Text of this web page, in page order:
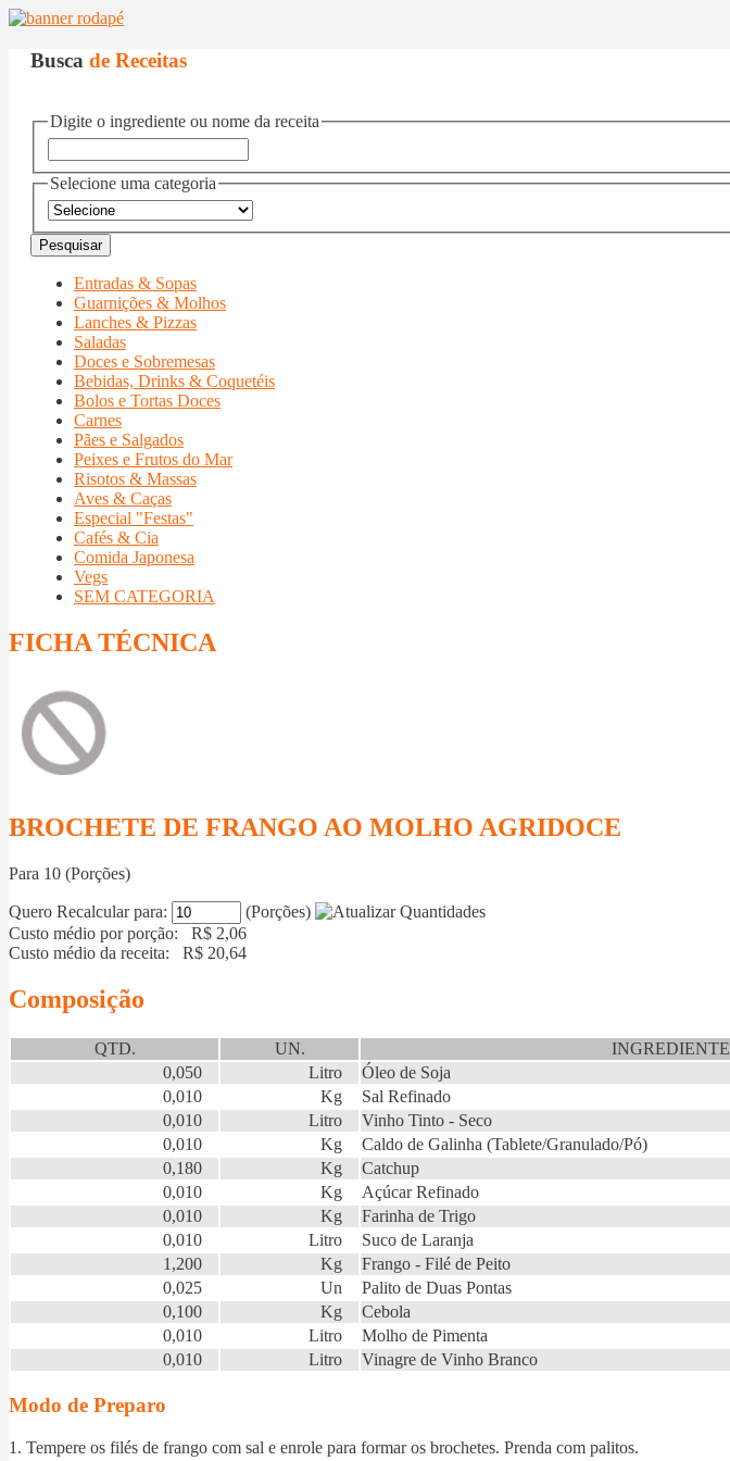
Busca de Receitas
Digite o ingrediente ou nome da receita
Selecione uma categoria
Entradas & Sopas
Guarnições & Molhos
Lanches & Pizzas
Saladas
Doces e Sobremesas
Bebidas, Drinks & Coquetéis
Bolos e Tortas Doces
Carnes
Pães e Salgados
Peixes e Frutos do Mar
Risotos & Massas
Aves & Caças
Especial "Festas"
Cafés & Cia
Comida Japonesa
Vegs
SEM CATEGORIA
FICHA TÉCNICA
BROCHETE DE FRANGO AO MOLHO AGRIDOCE
Para 10 (Porções)
Quero Recalcular para:
(Porções)
Custo médio por porção: R$ 2,06
Custo médio da receita: R$ 20,64
Composição
QTD. UN. INGREDIENTE
0,050
Litro Óleo de Soja
0,010
Kg Sal Refinado
0,010
Litro Vinho Tinto - Seco
0,010
Kg Caldo de Galinha (Tablete/Granulado/Pó)
0,180
Kg Catchup
0,010
Kg Açúcar Refinado
0,010
Kg Farinha de Trigo
0,010
Litro Suco de Laranja
1,200
Kg Frango - Filé de Peito
0,025
Un Palito de Duas Pontas
0,100
Kg Cebola
0,010
Litro Molho de Pimenta
0,010
Litro Vinagre de Vinho Branco
Modo de Preparo
1. Tempere os filés de frango com sal e enrole para formar os brochetes. Prenda com palitos.